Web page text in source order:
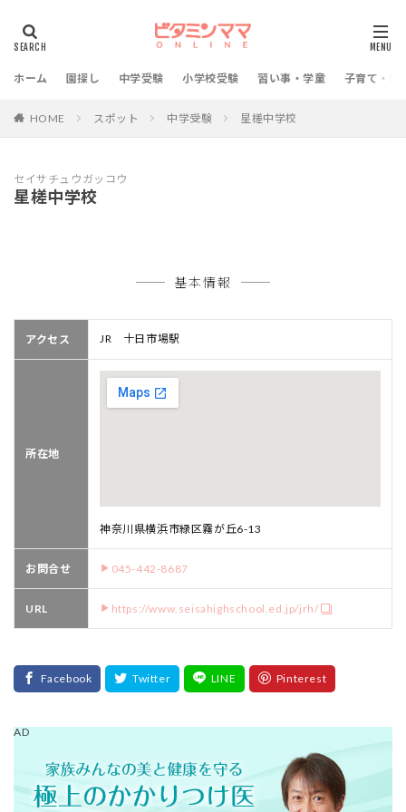
ホーム 園探し 中学受験 小学校受験 習い事・学童 子育て・教
HOME スポット 中学受験 星槎中学校
セイサチュウガッコウ
星槎中学校
基本情報
アクセス JR 十日市場駅
所在地
神奈川県横浜市緑区霧が丘6-13
お問合せ 045-442-8687
URL https://www.seisahighschool.ed.jp/jrh/
AD